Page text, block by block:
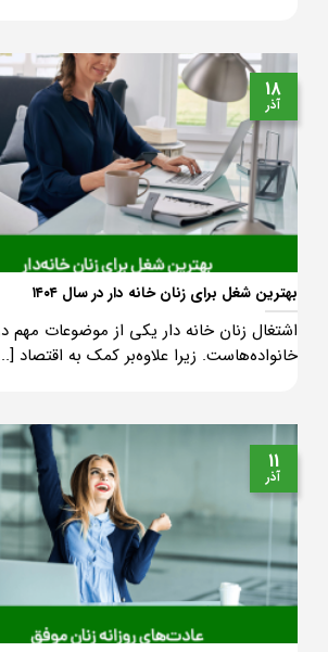
بهترین شغل برای زنان خانه دار در سال ۱۴۰۴
اشتغال زنان خانه دار یکی از موضوعات مهم
خانواده‌هاست. زیرا علاوه‌بر کمک به اقتصاد
18
آذر
11
آذر